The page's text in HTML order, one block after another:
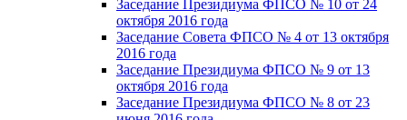
Заседание Президиума ФПСО № 10 от 24
октября 2016 года
Заседание Совета ФПСО № 4 от 13 октября
2016 года
Заседание Президиума ФПСО № 9 от 13
октября 2016 года
Заседание Президиума ФПСО № 8 от 23